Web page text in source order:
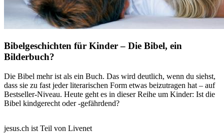
Bibelgeschichten für Kinder – Die Bibel, ein
Bilderbuch?
Die Bibel mehr ist als ein Buch. Das wird deutlich, wenn du siehst,
dass sie zu fast jeder literarischen Form etwas beizutragen hat – auf
Bestseller-Niveau. Heute geht es in dieser Reihe um Kinder: Ist die
Bibel kindgerecht oder -gefährdend?
jesus.ch ist Teil von Livenet